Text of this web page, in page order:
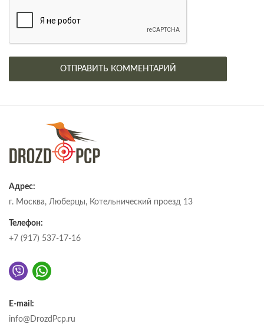
Адрес:
г. Москва, Люберцы, Котельнический проезд 13
Телефон:
+7 (917) 537-17-16
E-mail:
info@DrozdPcp.ru